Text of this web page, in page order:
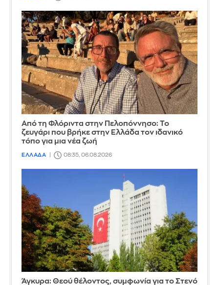
Από τη Φλόριντα στην Πελοπόννησο: Το
ζευγάρι που βρήκε στην Ελλάδα τον ιδανικό
τόπο για μια νέα ζωή
ΕΛΛΑΔΑ 08:35, 06.08.2026
Άγκυρα: Θεού θέλοντος, συμφωνία για το Στενό